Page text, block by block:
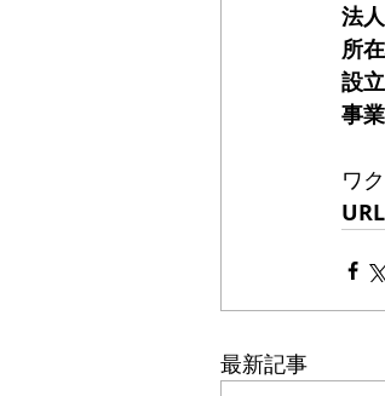
法
所
設
事
ワ
URL
最新記事